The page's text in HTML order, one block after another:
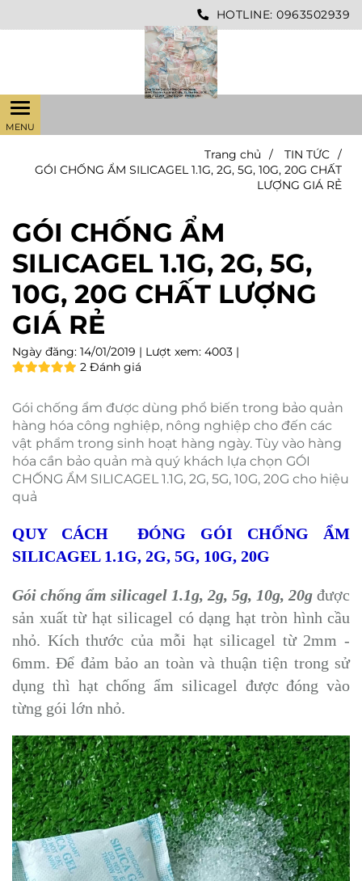
HOTLINE: 0963502939
Trang chủ / TIN TỨC /
GÓI CHỐNG ẨM SILICAGEL 1.1G, 2G, 5G, 10G, 20G CHẤT
LƯỢNG GIÁ RẺ
GÓI CHỐNG ẨM
SILICAGEL 1.1G, 2G, 5G,
10G, 20G CHẤT LƯỢNG
GIÁ RẺ
Ngày đăng: 14/01/2019 | Lượt xem: 4003 |
2 Đánh giá
Gói chống ẩm được dùng phổ biến trong bảo quản
hàng hóa công nghiệp, nông nghiệp cho đến các
vật phẩm trong sinh hoạt hàng ngày. Tùy vào hàng
hóa cần bảo quản mà quý khách lựa chọn GÓI
CHỐNG ẨM SILICAGEL 1.1G, 2G, 5G, 10G, 20G cho hiệu
quả
QUY CÁCH ĐÓNG GÓI CHỐNG ẨM
SILICAGEL 1.1G, 2G, 5G, 10G, 20G
Gói chống ẩm silicagel 1.1g, 2g, 5g, 10g, 20g được
sản xuất từ hạt silicagel có dạng hạt tròn hình cầu
nhỏ. Kích thước của mỗi hạt silicagel từ 2mm -
6mm. Để đảm bảo an toàn và thuận tiện trong sử
dụng thì hạt chống ẩm silicagel được đóng vào
từng gói lớn nhỏ.